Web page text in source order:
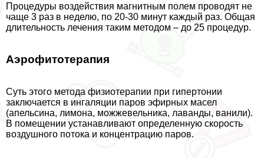
Процедуры воздействия магнитным полем проводят не
чаще 3 раз в неделю, по 20-30 минут каждый раз. Общая
длительность лечения таким методом – до 25 процедур.
Аэрофитотерапия
Суть этого метода физиотерапии при гипертонии
заключается в ингаляции паров эфирных масел
(апельсина, лимона, можжевельника, лаванды, ванили).
В помещении устанавливают определенную скорость
воздушного потока и концентрацию паров.